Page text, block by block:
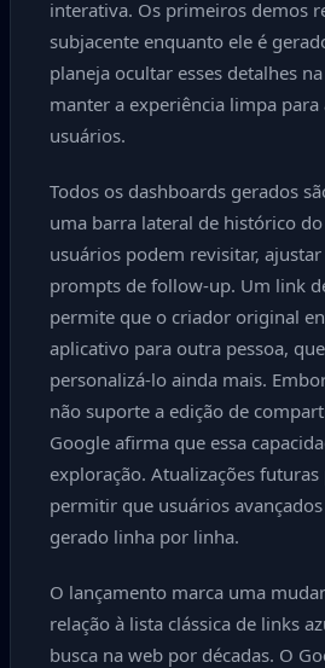
interativa. Os primeiros demos
subjacente enquanto ele é
planeja ocultar esses detalhes
manter a experiência limpa
usuários.
Todos os dashboards gerados
uma barra lateral de histórico
usuários podem revisitar,
prompts de follow-up. Um link
permite que o criador original
aplicativo para outra pessoa,
personalizá-lo ainda mais.
não suporte a edição de
Google afirma que essa
exploração. Atualizações
permitir que usuários
gerado linha por linha.
O lançamento marca uma
relação à lista clássica de links
busca na web por décadas. O